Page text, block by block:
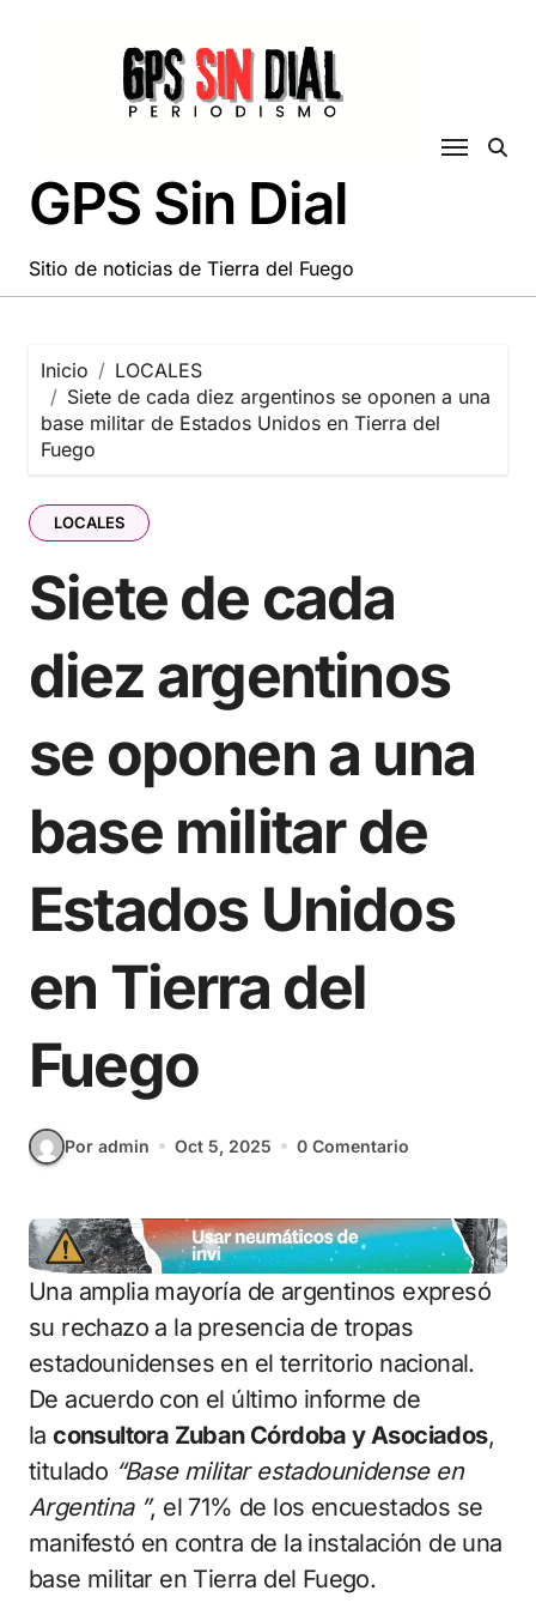
GPS Sin Dial
Sitio de noticias de Tierra del Fuego
Inicio
LOCALES
Siete de cada diez argentinos se oponen a una
base militar de Estados Unidos en Tierra del
Fuego
LOCALES
Siete de cada
diez argentinos
se oponen a una
base militar de
Estados Unidos
en Tierra del
Fuego
Por admin Oct 5, 2025 0 Comentario
Una amplia mayoría de argentinos expresó
su rechazo a la presencia de tropas
estadounidenses en el territorio nacional.
De acuerdo con el último informe de
laconsultora Zuban Córdoba y Asociados,
titulado “Base militar estadounidense en
Argentina ”, el 71% de los encuestados se
manifestó en contra de la instalación de una
base militar en Tierra del Fuego.